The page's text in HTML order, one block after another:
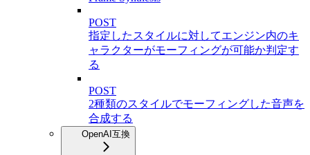
POST
指定したスタイルに対してエンジン内のキ
ャラクターがモーフィングが可能か判定す
る
POST
2種類のスタイルでモーフィングした音声を
合成する
OpenAI互換